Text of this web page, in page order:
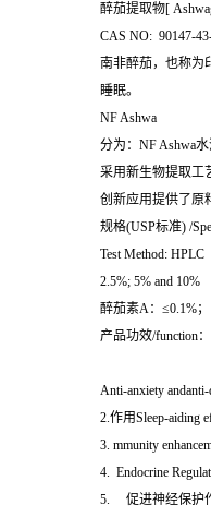
醉茄提取物[
CAS NO: 90147-
南非醉茄，也称为
睡眠。
NF Ashwa
分为：NF Ashwa
采用新生物提取工
创新应用提供了原
规格(USP标准) /
Test Method: HPLC
2.5%; 5% and 10%
醉茄素A：≤0.1%；
产品功效/function：
Anti-anxiety andanti-
2.作用Sleep-aiding
3. mmunity
4. Endocrine
5. 促进神经保护作